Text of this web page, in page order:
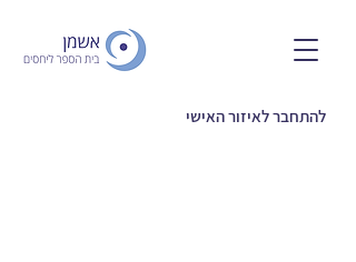
להתחבר לאיזור האישי